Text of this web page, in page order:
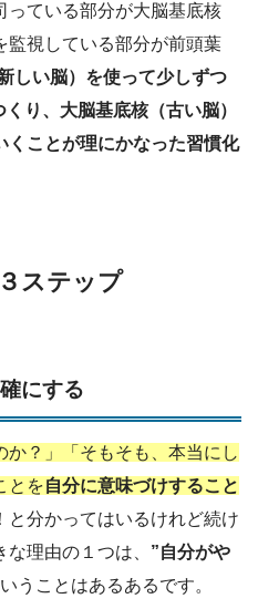
っている部分が大脳基底核
監視している部分が前頭葉
しい脳）を使って少しずつ
り、大脳基底核（古い脳）
くことが理にかなった習慣化
ステップ
にする
か？」「そもそも、本当にし
とを自分に意味づけすること
と分かってはいるけれど続け
理由の１つは、 ”自分がや
うことはあるあるです。